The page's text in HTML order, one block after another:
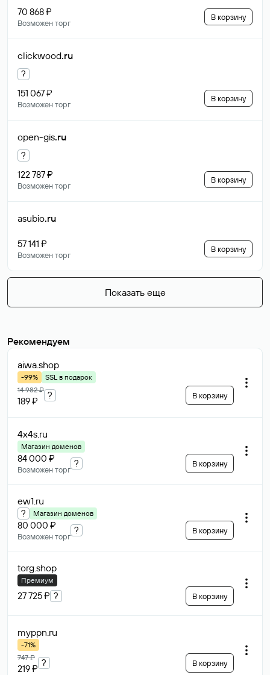
70 868 ₽
Возможен торг
В корзину
clickwood.ru
?
151 067 ₽
Возможен торг
В корзину
open-gis.ru
?
122 787 ₽
Возможен торг
В корзину
asubio.ru
57 141 ₽
Возможен торг
В корзину
Показать еще
Рекомендуем
aiwa.shop
-99%
SSL в подарок
14 982 ₽
189 ₽
? В корзину
4x4s.ru
Магазин доменов
84 000 ₽
Возможен торг
? В корзину
ew1.ru
? Магазин доменов
80 000 ₽
Возможен торг
? В корзину
torg.shop
Премиум
27 725 ₽ ? В корзину
myppn.ru
-71%
747 ₽
219 ₽
? В корзину